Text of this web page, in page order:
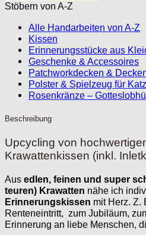
Stöbern von A-Z
Alle Handarbeiten von A-Z
Kissen
Erinnerungsstücke aus
Geschenke & Accessoires
Patchworkdecken &
Polster & Spielzeug für
Rosenkränze –
Beschreibung
Upcycling von
Krawattenkissen (inkl.
Aus edlen, feinen und super
teuren) Krawatten nähe ich
Erinnerungskissen mit Herz. Z.
Renteneintritt, zum Jubiläum,
Erinnerung an liebe Menschen,